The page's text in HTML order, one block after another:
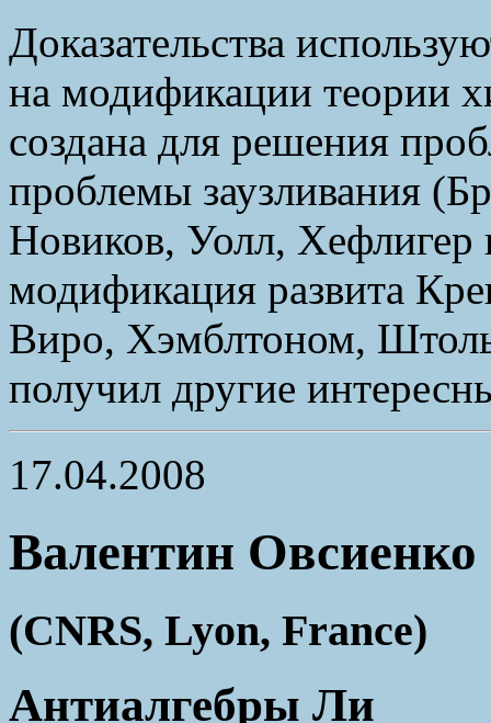
Доказательства
на модификации теории
создана для решения
проблемы заузливания
Новиков, Уолл,
модификация развита
Виро, Хэмблтоном,
получил другие
17.04.2008
Валентин Овсиенко
(CNRS, Lyon, France)
Антиалгебры Ли